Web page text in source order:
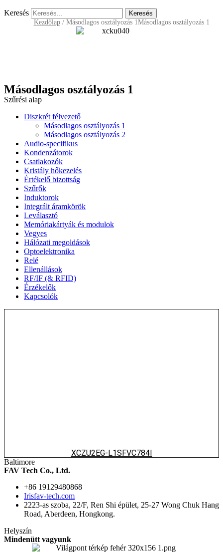
Keresés
Keresés
Kezdőlap/ Másodlagos osztályozás 1Másodlagos osztályozás 1
Másodlagos osztályozás 1
Szűrési alap
Diszkrét félvezető
Másodlagos osztályozás 1
Másodlagos osztályozás 2
Audio-specifikus
Kondenzátorok
Csatlakozók
Kristály hőkezelés
Értékelő bizottság
Szűrők
Induktorok
Integrált áramkörök
Leválasztó
Memóriakártyák és modulok
Vegyes
Hálózati megoldások
Optoelektronika
Relé
Ellenállások
RF/IF (& RFID)
Érzékelők
Kapcsolók
XCZU2EG-L1SFVC784I
Baltimore
FAV Tech Co., Ltd.
+86 19129480868
Irisfav-tech.com
2223-as szoba, 22/F, Ren Shi épület, 25-27 Wong Chuk Hang
Road, Aberdeen, Hongkong.
Helyszín
Mindenütt vagyunk